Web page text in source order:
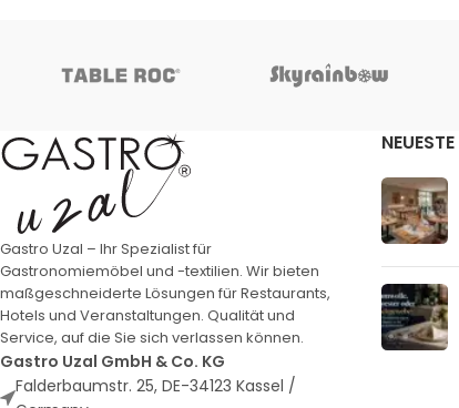
Gastro Uzal – Ihr Spezialist für
Gastronomiemöbel und -textilien. Wir bieten
maßgeschneiderte Lösungen für Restaurants,
Hotels und Veranstaltungen. Qualität und
Service, auf die Sie sich verlassen können.
Gastro Uzal GmbH & Co. KG
Falderbaumstr. 25, DE-34123 Kassel /